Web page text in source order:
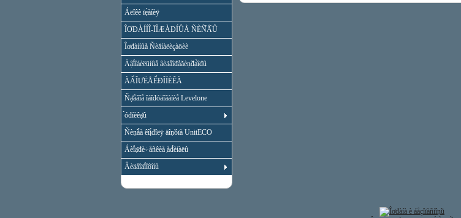
Áëîêè ïẹ̀àíèÿ
ÎƠĐÀÍÍÎ-ÏÎÆÀĐÍÛÅ ÑÈÑ̉Å̀Û
Îơđàííûå Ñèăíàëèçàöèè
Àậî́îáèëüíûå âèäåîđåăèṇ̃đạ̀îđû
ÀẨÎƯËÅỂĐÎÍÈÊÀ
Ñạ̊åâîå îáîđóäîâàíèå Levelone
̉óđíèêạ̊û
Ñèṇ̃ǻà êîị́đîëÿ äîṇ̃óïà UnitECO
Áèî́ạ̊đè÷åñêèå ̣åđ́èíàëû
Âèäåîäî́îôîíû